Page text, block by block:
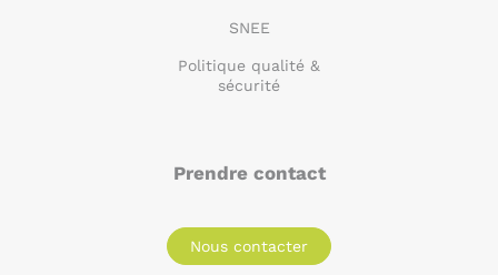
SNEE
Politique qualité &
sécurité
Prendre contact
Nous contacter